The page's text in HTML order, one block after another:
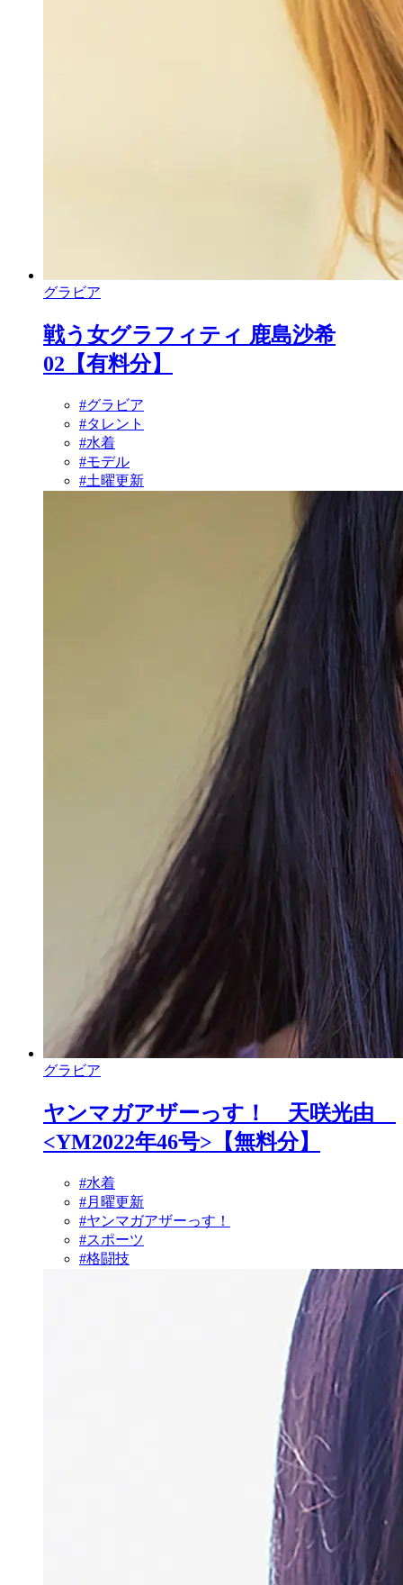
グラビア
戦う女グラフィティ 鹿島沙希
02【有料分】
#グラビア
#タレント
#水着
#モデル
#土曜更新
グラビア
ヤンマガアザーっす！ 天咲光由
<YM2022年46号>【無料分】
#水着
#月曜更新
#ヤンマガアザーっす！
#スポーツ
#格闘技